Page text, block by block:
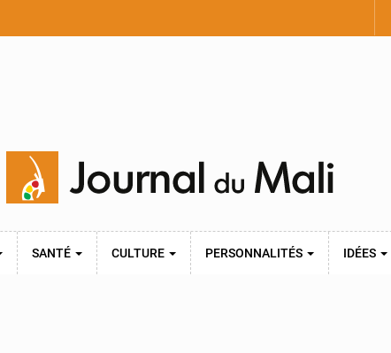
SANTÉ CULTURE PERSONNALITÉS IDÉES